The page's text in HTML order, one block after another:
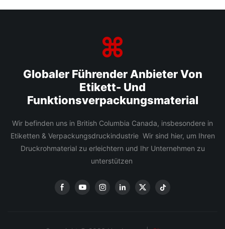
Globaler Führender Anbieter Von
Etikett- Und
Funktionsverpackungsmaterial
Wir befinden uns in British Columbia Canada, insbesondere in
Etiketten & Verpackungsdruckindustrie Wir sind hier, um Ihren
Druckrohmaterial zu erleichtern und Ihr Unternehmen zu
unterstützen